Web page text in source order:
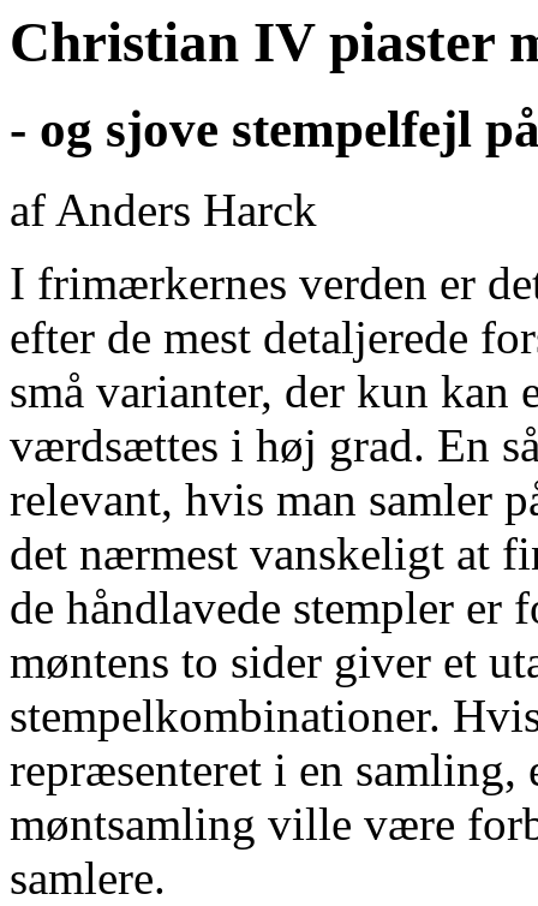
Christian IV piaster
- og sjove stempelfejl
af Anders Harck
I frimærkernes verden er
efter de mest detaljerede
små varianter, der kun kan
værdsættes i høj grad. En
relevant, hvis man samler
det nærmest vanskeligt at
de håndlavede stempler
møntens to sider giver et
stempelkombinationer.
repræsenteret i en samling,
møntsamling ville være
samlere.